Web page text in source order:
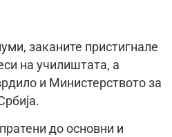
заканите пристигнале
на училиштата, а
и Министерството за
до основни и